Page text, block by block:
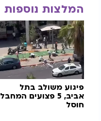
המלצות נוספות
פיגוע משולב בתל
אביב, 5 פצועים המחבל
חוסל